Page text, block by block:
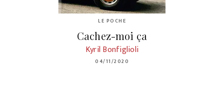
LE POCHE
Cachez-moi ça
Kyril Bonfiglioli
04/11/2020